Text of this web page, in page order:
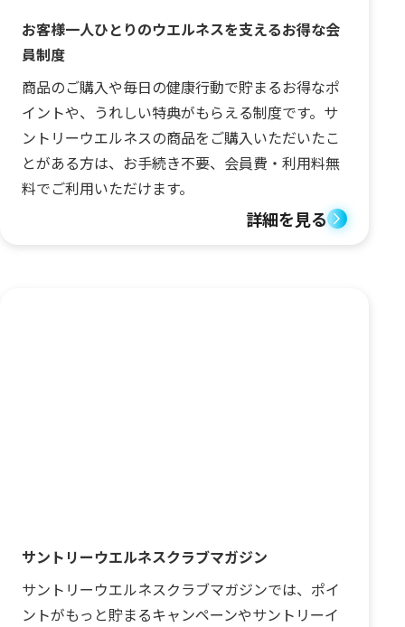
お客様一人ひとりのウエルネスを支えるお得な会
員制度
商品のご購入や毎日の健康行動で貯まるお得なポ
イントや、うれしい特典がもらえる制度です。サ
ントリーウエルネスの商品をご購入いただいたこ
とがある方は、お手続き不要、会員費・利用料無
料でご利用いただけます。
詳細を見る
サントリーウエルネスクラブマガジン
サントリーウエルネスクラブマガジンでは、ポイ
ントがもっと貯まるキャンペーンやサントリーイ